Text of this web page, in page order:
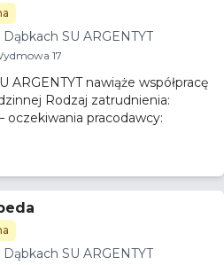
SU ARGENTYT
17
ARGENTYT nawiąże współpracę
SU ARGENTYT